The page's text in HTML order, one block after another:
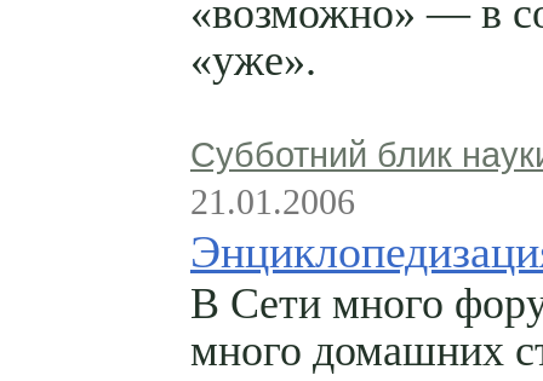
«возможно» — в
«уже».
Субботний блик
21.01.2006
В Сети много
много домашних